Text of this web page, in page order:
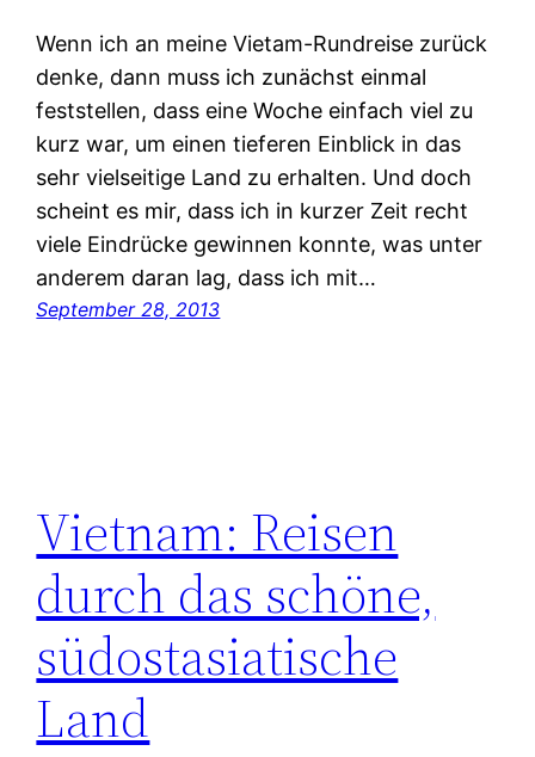
Wenn ich an meine Vietam-Rundreise zurück
denke, dann muss ich zunächst einmal
feststellen, dass eine Woche einfach viel zu
kurz war, um einen tieferen Einblick in das
sehr vielseitige Land zu erhalten. Und doch
scheint es mir, dass ich in kurzer Zeit recht
viele Eindrücke gewinnen konnte, was unter
anderem daran lag, dass ich mit…
September 28, 2013
Vietnam: Reisen
durch das schöne,
südostasiatische
Land